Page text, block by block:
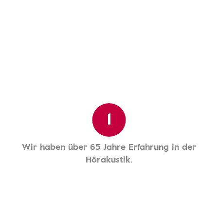
1
Wir haben über 65 Jahre Erfahrung in der
Hörakustik.